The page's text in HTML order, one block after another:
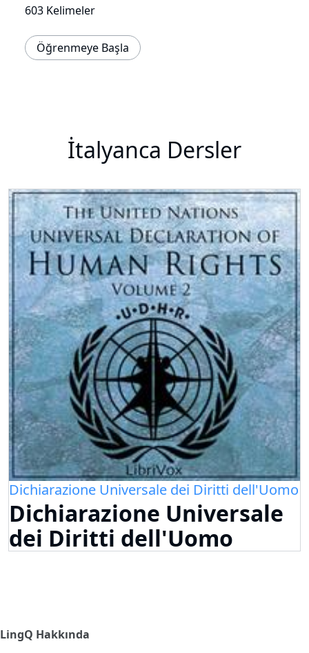
603 Kelimeler
Öğrenmeye Başla
İtalyanca Dersler
Dichiarazione Universale dei Diritti dell'Uomo
Dichiarazione Universale
dei Diritti dell'Uomo
LingQ Hakkında